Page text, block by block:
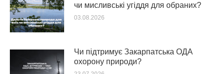
чи мисливські угіддя для обраних?
03.08.2026
Чи підтримує Закарпатська ОДА
охорону природи?